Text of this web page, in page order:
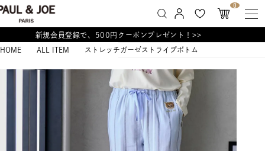
0
新規会員登録で、500円クーポンプレゼント！>>
HOME ALL ITEM ストレッチガーゼストライプボトム